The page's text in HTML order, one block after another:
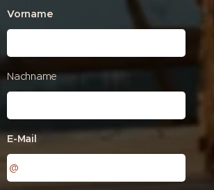
Vorname
Nachname
E-Mail